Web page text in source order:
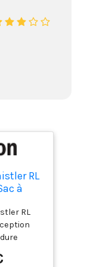
RL
à
en
RL